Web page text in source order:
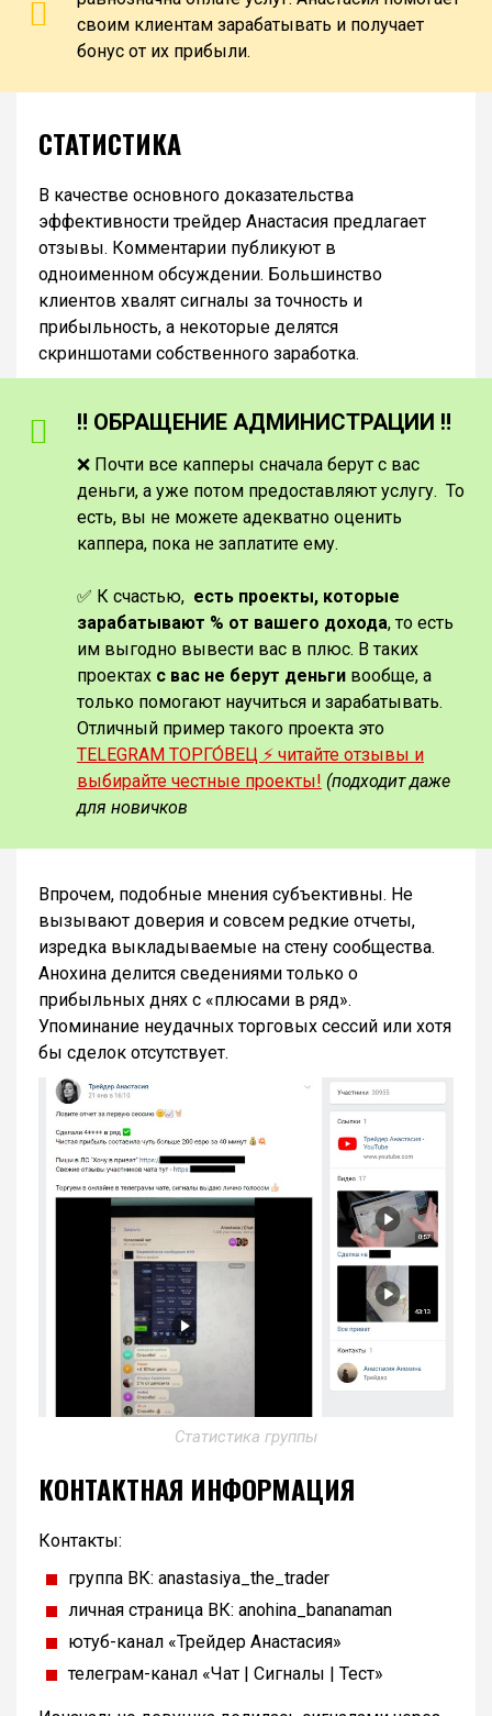
своим клиентам зарабатывать и получает
бонус от их прибыли.
СТАТИСТИКА
В качестве основного доказательства
эффективности трейдер Анастасия предлагает
отзывы. Комментарии публикуют в
одноименном обсуждении. Большинство
клиентов хвалят сигналы за точность и
прибыльность, а некоторые делятся
скриншотами собственного заработка.
‼️ ОБРАЩЕНИЕ АДМИНИСТРАЦИИ ‼️
❌ Почти все капперы сначала берут с вас
деньги, а уже потом предоставляют услугу. То
есть, вы не можете адекватно оценить
каппера, пока не заплатите ему.
✅ К счастью, есть проекты, которые
зарабатывают % от вашего дохода, то есть
им выгодно вывести вас в плюс. В таких
проектах с вас не берут деньги вообще, а
только помогают научиться и зарабатывать.
Отличный пример такого проекта это
TELEGRAM ТОРГО́ВЕЦ ⚡️ читайте отзывы и
выбирайте честные проекты! (подходит даже
для новичков
Впрочем, подобные мнения субъективны. Не
вызывают доверия и совсем редкие отчеты,
изредка выкладываемые на стену сообщества.
Анохина делится сведениями только о
прибыльных днях с «плюсами в ряд».
Упоминание неудачных торговых сессий или хотя
бы сделок отсутствует.
Статистика группы
КОНТАКТНАЯ ИНФОРМАЦИЯ
Контакты:
группа ВК: anastasiya_the_trader
личная страница ВК: anohina_bananaman
ютуб-канал «Трейдер Анастасия»
телеграм-канал «Чат | Сигналы | Тест»